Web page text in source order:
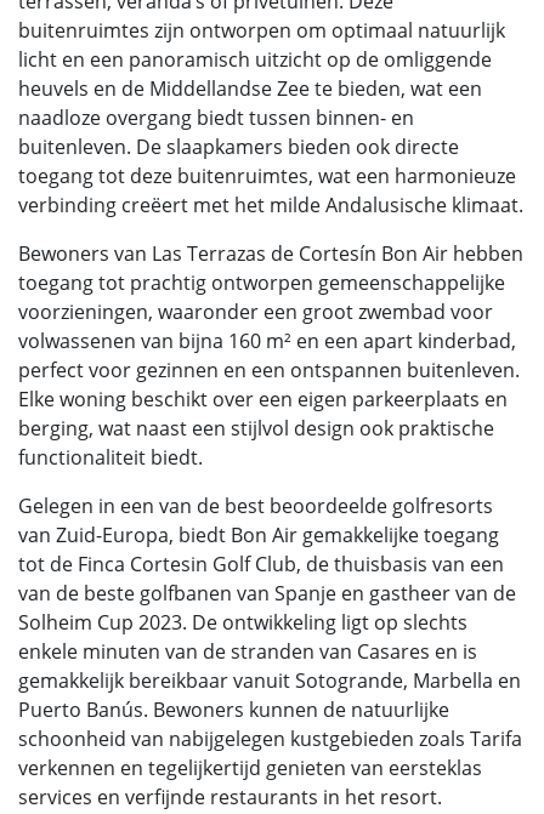
buitenruimtes zijn ontworpen om optimaal natuurlijk
licht en een panoramisch uitzicht op de omliggende
heuvels en de Middellandse Zee te bieden, wat een
naadloze overgang biedt tussen binnen- en
buitenleven. De slaapkamers bieden ook directe
toegang tot deze buitenruimtes, wat een harmonieuze
verbinding creëert met het milde Andalusische klimaat.
Bewoners van Las Terrazas de Cortesín Bon Air hebben
toegang tot prachtig ontworpen gemeenschappelijke
voorzieningen, waaronder een groot zwembad voor
volwassenen van bijna 160 m² en een apart kinderbad,
perfect voor gezinnen en een ontspannen buitenleven.
Elke woning beschikt over een eigen parkeerplaats en
berging, wat naast een stijlvol design ook praktische
functionaliteit biedt.
Gelegen in een van de best beoordeelde golfresorts
van Zuid-Europa, biedt Bon Air gemakkelijke toegang
tot de Finca Cortesin Golf Club, de thuisbasis van een
van de beste golfbanen van Spanje en gastheer van de
Solheim Cup 2023. De ontwikkeling ligt op slechts
enkele minuten van de stranden van Casares en is
gemakkelijk bereikbaar vanuit Sotogrande, Marbella en
Puerto Banús. Bewoners kunnen de natuurlijke
schoonheid van nabijgelegen kustgebieden zoals Tarifa
verkennen en tegelijkertijd genieten van eersteklas
services en verfijnde restaurants in het resort.